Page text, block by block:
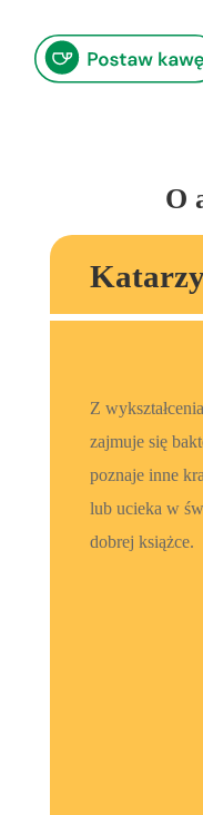
O
Z
zajmuje się
poznaje inne
lub ucieka w
dobrej książce.